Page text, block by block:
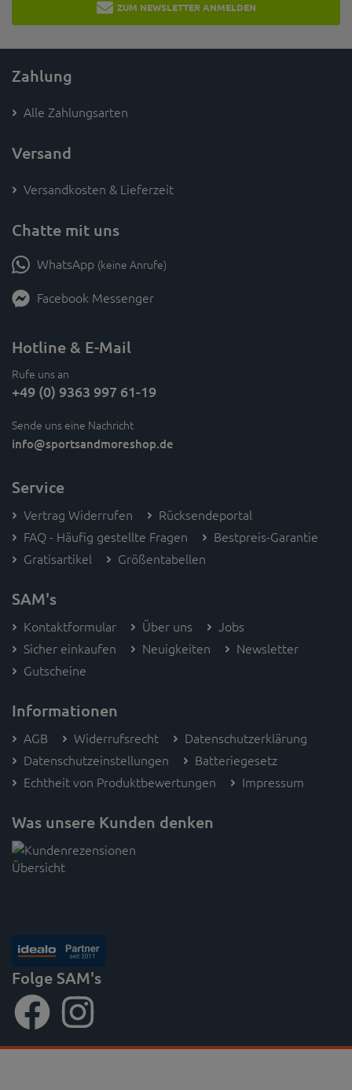
ZUM NEWSLETTER ANMELDEN
Zahlung
Alle Zahlungsarten
Versand
Versandkosten & Lieferzeit
Chatte mit uns
WhatsApp (keine Anrufe)
Facebook Messenger
Hotline & E-Mail
Rufe uns an
+49 (0) 9363 997 61-19
Sende uns eine Nachricht
info@sportsandmoreshop.de
Service
Vertrag Widerrufen
Rücksendeportal
FAQ - Häufig gestellte Fragen
Bestpreis-Garantie
Gratisartikel
Größentabellen
SAM's
Kontaktformular Über uns
Jobs
Sicher einkaufen
Neuigkeiten
Newsletter
Gutscheine
Informationen
AGB Widerrufsrecht
Datenschutzerklärung
Datenschutzeinstellungen
Batteriegesetz
Echtheit von Produktbewertungen
Impressum
Was unsere Kunden denken
Folge SAM's